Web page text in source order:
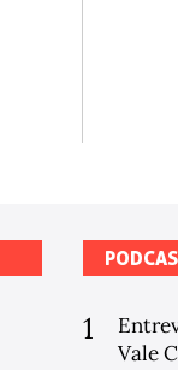
1
Vale